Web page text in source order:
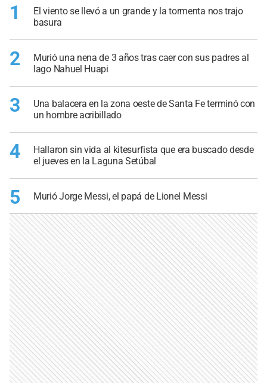
1
El viento se llevó a un grande y la tormenta nos trajo
basura
2
Murió una nena de 3 años tras caer con sus padres al
lago Nahuel Huapi
3
Una balacera en la zona oeste de Santa Fe terminó con
un hombre acribillado
4
Hallaron sin vida al kitesurfista que era buscado desde
el jueves en la Laguna Setúbal
5 Murió Jorge Messi, el papá de Lionel Messi